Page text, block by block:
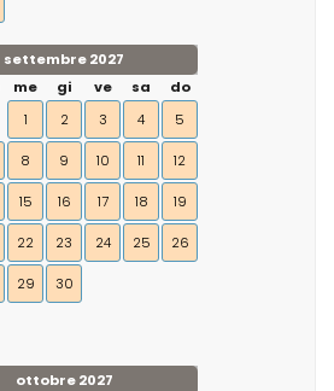
settembre 2027
me gi ve sa
do
1
2 3 4 5
8 9 10 11 12
15 16 17 18 19
22 23 24 25 26
29 30
ottobre 2027